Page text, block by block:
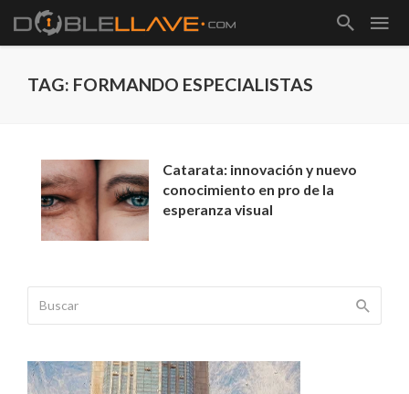
TAG: FORMANDO ESPECIALISTAS
Catarata: innovación y nuevo
conocimiento en pro de la
esperanza visual